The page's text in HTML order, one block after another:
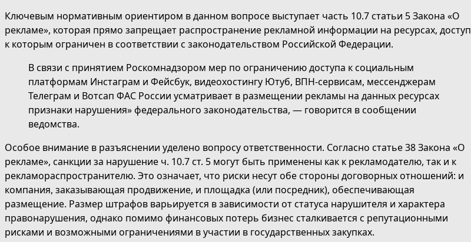
Ключевым нормативным ориентиром в данном вопросе выступает часть 10.7 статьи 5 Закона «О
рекламе», которая прямо запрещает распространение рекламной информации на ресурсах, доступ
к которым ограничен в соответствии с законодательством Российской Федерации.
В связи с принятием Роскомнадзором мер по ограничению доступа к социальным
платформам Инстаграм и Фейсбук, видеохостингу Ютуб, ВПН-сервисам, мессенджерам
Телеграм и Вотсап ФАС России усматривает в размещении рекламы на данных ресурсах
признаки нарушения» федерального законодательства, — говорится в сообщении
ведомства.
Особое внимание в разъяснении уделено вопросу ответственности. Согласно статье 38 Закона «О
рекламе», санкции за нарушение ч. 10.7 ст. 5 могут быть применены как к рекламодателю, так и к
рекламораспространителю. Это означает, что риски несут обе стороны договорных отношений: и
компания, заказывающая продвижение, и площадка (или посредник), обеспечивающая
размещение. Размер штрафов варьируется в зависимости от статуса нарушителя и характера
правонарушения, однако помимо финансовых потерь бизнес сталкивается с репутационными
рисками и возможными ограничениями в участии в государственных закупках.